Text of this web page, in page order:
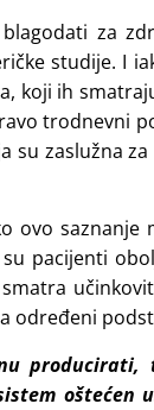
za
studije. I
koji ih
trodnevni
su zaslužna
ovo
pacijenti
određeni
producirati,